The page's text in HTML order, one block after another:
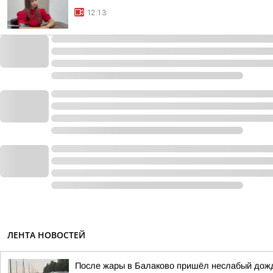
12:13
ЛЕНТА НОВОСТЕЙ
После жары в Балаково пришёл неслабый